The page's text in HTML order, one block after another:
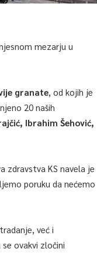
mezarju u
granate, od kojih je
20 naših
Ibrahim Šehović,
zdravstva KS navela je
poruku da nećemo
već i
ovakvi zločini